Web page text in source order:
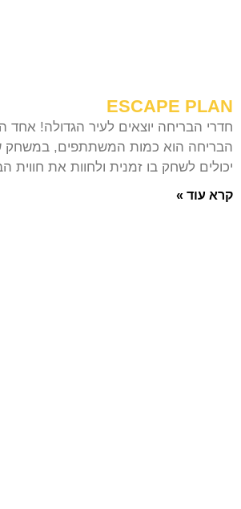
ESCAPE PLAN
חדרי הבריחה יוצאים לעיר הגדולה! אחד
הבריחה הוא כמות המשתתפים, במשחק
יכולים לשחק בו זמנית ולחוות את חווית
קרא עוד »